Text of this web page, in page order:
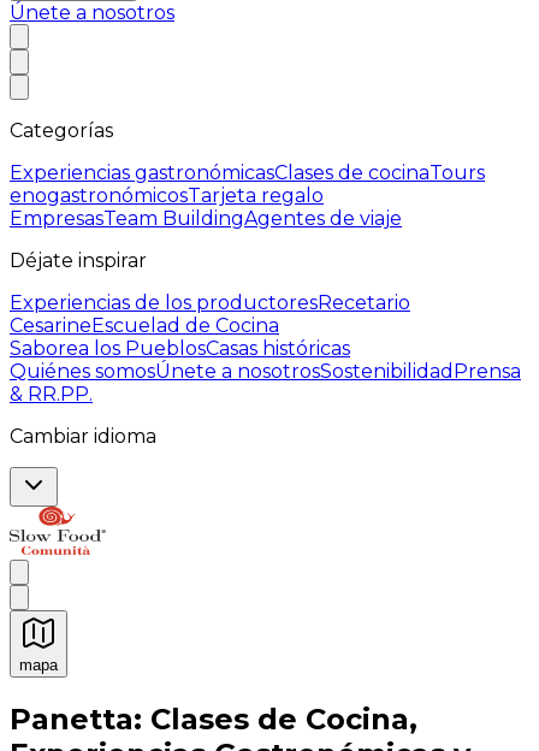
Únete a nosotros
Categorías
Experiencias gastronómicasClases de cocinaTours
enogastronómicosTarjeta regalo
EmpresasTeam BuildingAgentes de viaje
Déjate inspirar
Experiencias de los productoresRecetario
CesarineEscuelad de Cocina
Saborea los PueblosCasas históricas
Quiénes somosÚnete a nosotrosSostenibilidad Prensa
& RR.PP.
Cambiar idioma
mapa
Experiencias culinarias inolvidables: Experiencias
Panetta: Clases de Cocina,